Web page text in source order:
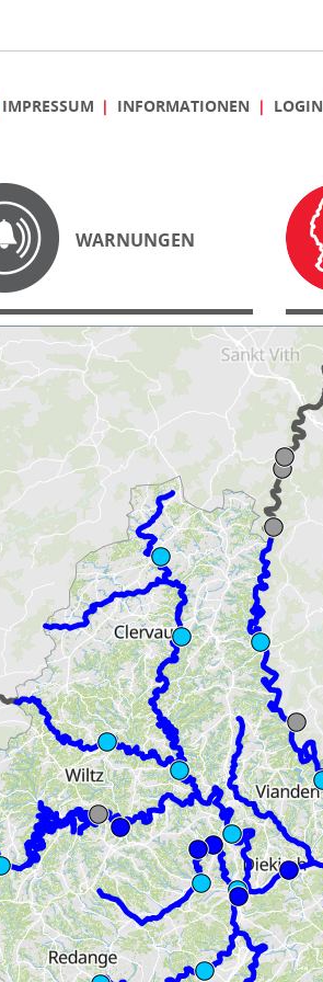
IMPRESSUM INFORMATIONEN LOGIN
WARNUNGEN